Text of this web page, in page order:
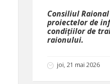
Consiliul
proiectelor de
condițiilor de
raionului.
joi, 21 mai 2026